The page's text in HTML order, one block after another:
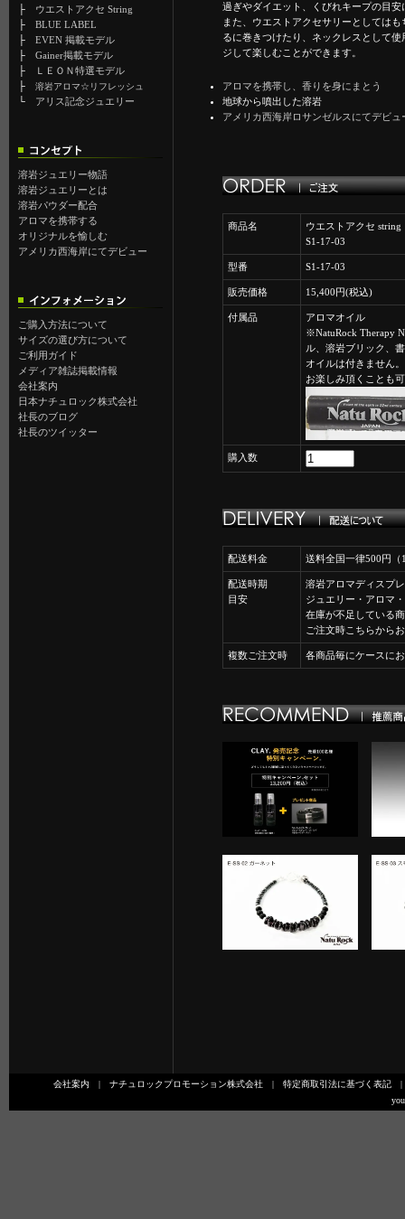
├ ウエストアクセ String
├ BLUE LABEL
├ EVEN 掲載モデル
├ Gainer掲載モデル
├
ＬＥＯＮ特選モデル
├ 溶岩アロマ☆リフレッシュ
└ アリス記念ジュエリー
溶岩ジュエリー物語
溶岩ジュエリーとは
溶岩パウダー配合
アロマを携帯する
オリジナルを愉しむ
アメリカ西海岸にてデビュー
ご購入方法について
サイズの選び方について
ご利用ガイド
メディア雑誌掲載情報
会社案内
日本ナチュロック株式会社
社長のブログ
社長のツイッター
過ぎやダイエット、くびれキープの目安
また、ウエストアクセサリーとしては
るに巻きつけたり、ネックレスとして
ジして楽しむことができます。
アロマを携帯し、香りを身にまとう
地球から噴出した溶岩
アメリカ西海岸ロサンゼルスにてデビュ
商品名
ウエストアクセ
S1-17-03
型番 S1-17-03
販売価格 15,400円(税込)
付属品
アロマオイル
※NatuRock Therapy
ル、溶岩ブリック、
オイルは付きません
お楽しみ頂くことも
購入数
配送料金 送料全国一律500円
配送時期
目安
溶岩アロマディスプ
ジュエリー・アロマ
在庫が不足している
ご注文時こちらから
複数ご注文時 各商品毎にケースに
会社案内 ナチュロックプロモーション株式会社 特定商取引法に基づく表記